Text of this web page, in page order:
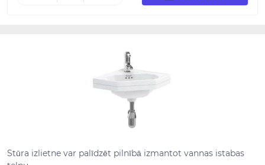
Stūra izlietne var palīdzēt pilnībā izmantot vannas istabas